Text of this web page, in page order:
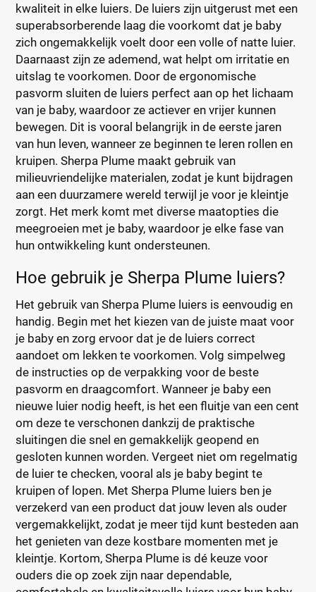
kwaliteit in elke luiers. De luiers zijn uitgerust met een
superabsorberende laag die voorkomt dat je baby
zich ongemakkelijk voelt door een volle of natte luier.
Daarnaast zijn ze ademend, wat helpt om irritatie en
uitslag te voorkomen. Door de ergonomische
pasvorm sluiten de luiers perfect aan op het lichaam
van je baby, waardoor ze actiever en vrijer kunnen
bewegen. Dit is vooral belangrijk in de eerste jaren
van hun leven, wanneer ze beginnen te leren rollen en
kruipen. Sherpa Plume maakt gebruik van
milieuvriendelijke materialen, zodat je kunt bijdragen
aan een duurzamere wereld terwijl je voor je kleintje
zorgt. Het merk komt met diverse maatopties die
meegroeien met je baby, waardoor je elke fase van
hun ontwikkeling kunt ondersteunen.
Hoe gebruik je Sherpa Plume luiers?
Het gebruik van Sherpa Plume luiers is eenvoudig en
handig. Begin met het kiezen van de juiste maat voor
je baby en zorg ervoor dat je de luiers correct
aandoet om lekken te voorkomen. Volg simpelweg
de instructies op de verpakking voor de beste
pasvorm en draagcomfort. Wanneer je baby een
nieuwe luier nodig heeft, is het een fluitje van een cent
om deze te verschonen dankzij de praktische
sluitingen die snel en gemakkelijk geopend en
gesloten kunnen worden. Vergeet niet om regelmatig
de luier te checken, vooral als je baby begint te
kruipen of lopen. Met Sherpa Plume luiers ben je
verzekerd van een product dat jouw leven als ouder
vergemakkelijkt, zodat je meer tijd kunt besteden aan
het genieten van deze kostbare momenten met je
kleintje. Kortom, Sherpa Plume is dé keuze voor
ouders die op zoek zijn naar dependable,